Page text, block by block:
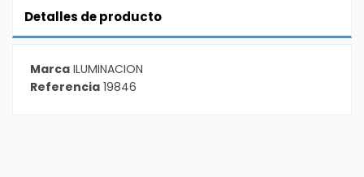
Detalles de producto
Marca ILUMINACION
Referencia 19846